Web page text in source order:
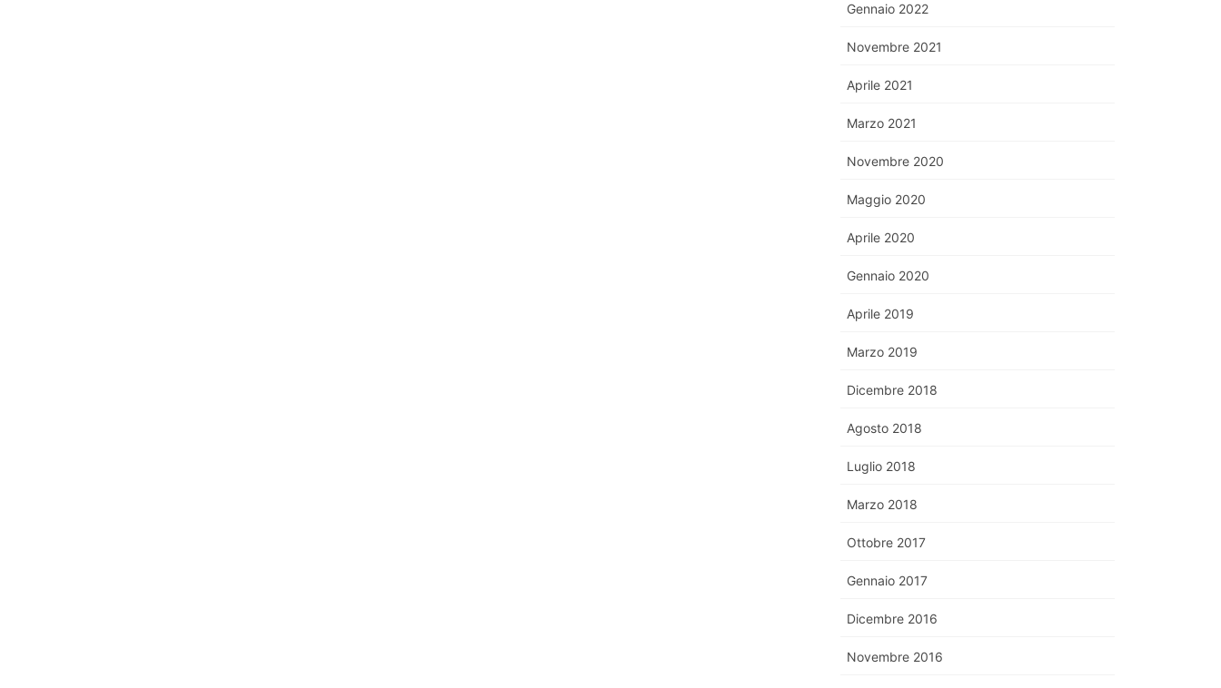
Gennaio 2022
Novembre 2021
Aprile 2021
Marzo 2021
Novembre 2020
Maggio 2020
Aprile 2020
Gennaio 2020
Aprile 2019
Marzo 2019
Dicembre 2018
Agosto 2018
Luglio 2018
Marzo 2018
Ottobre 2017
Gennaio 2017
Dicembre 2016
Novembre 2016